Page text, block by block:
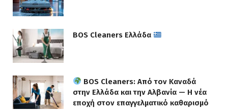
BOS Cleaners Ελλάδα
BOS Cleaners: Από τον Καναδά
στην Ελλάδα και την Αλβανία — Η νέα
εποχή στον επαγγελματικό καθαρισμό